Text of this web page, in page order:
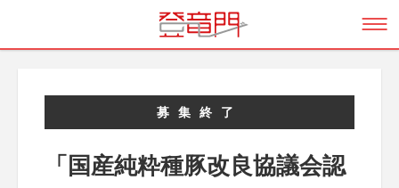
募集終了
「国産純粋種豚改良協議会認